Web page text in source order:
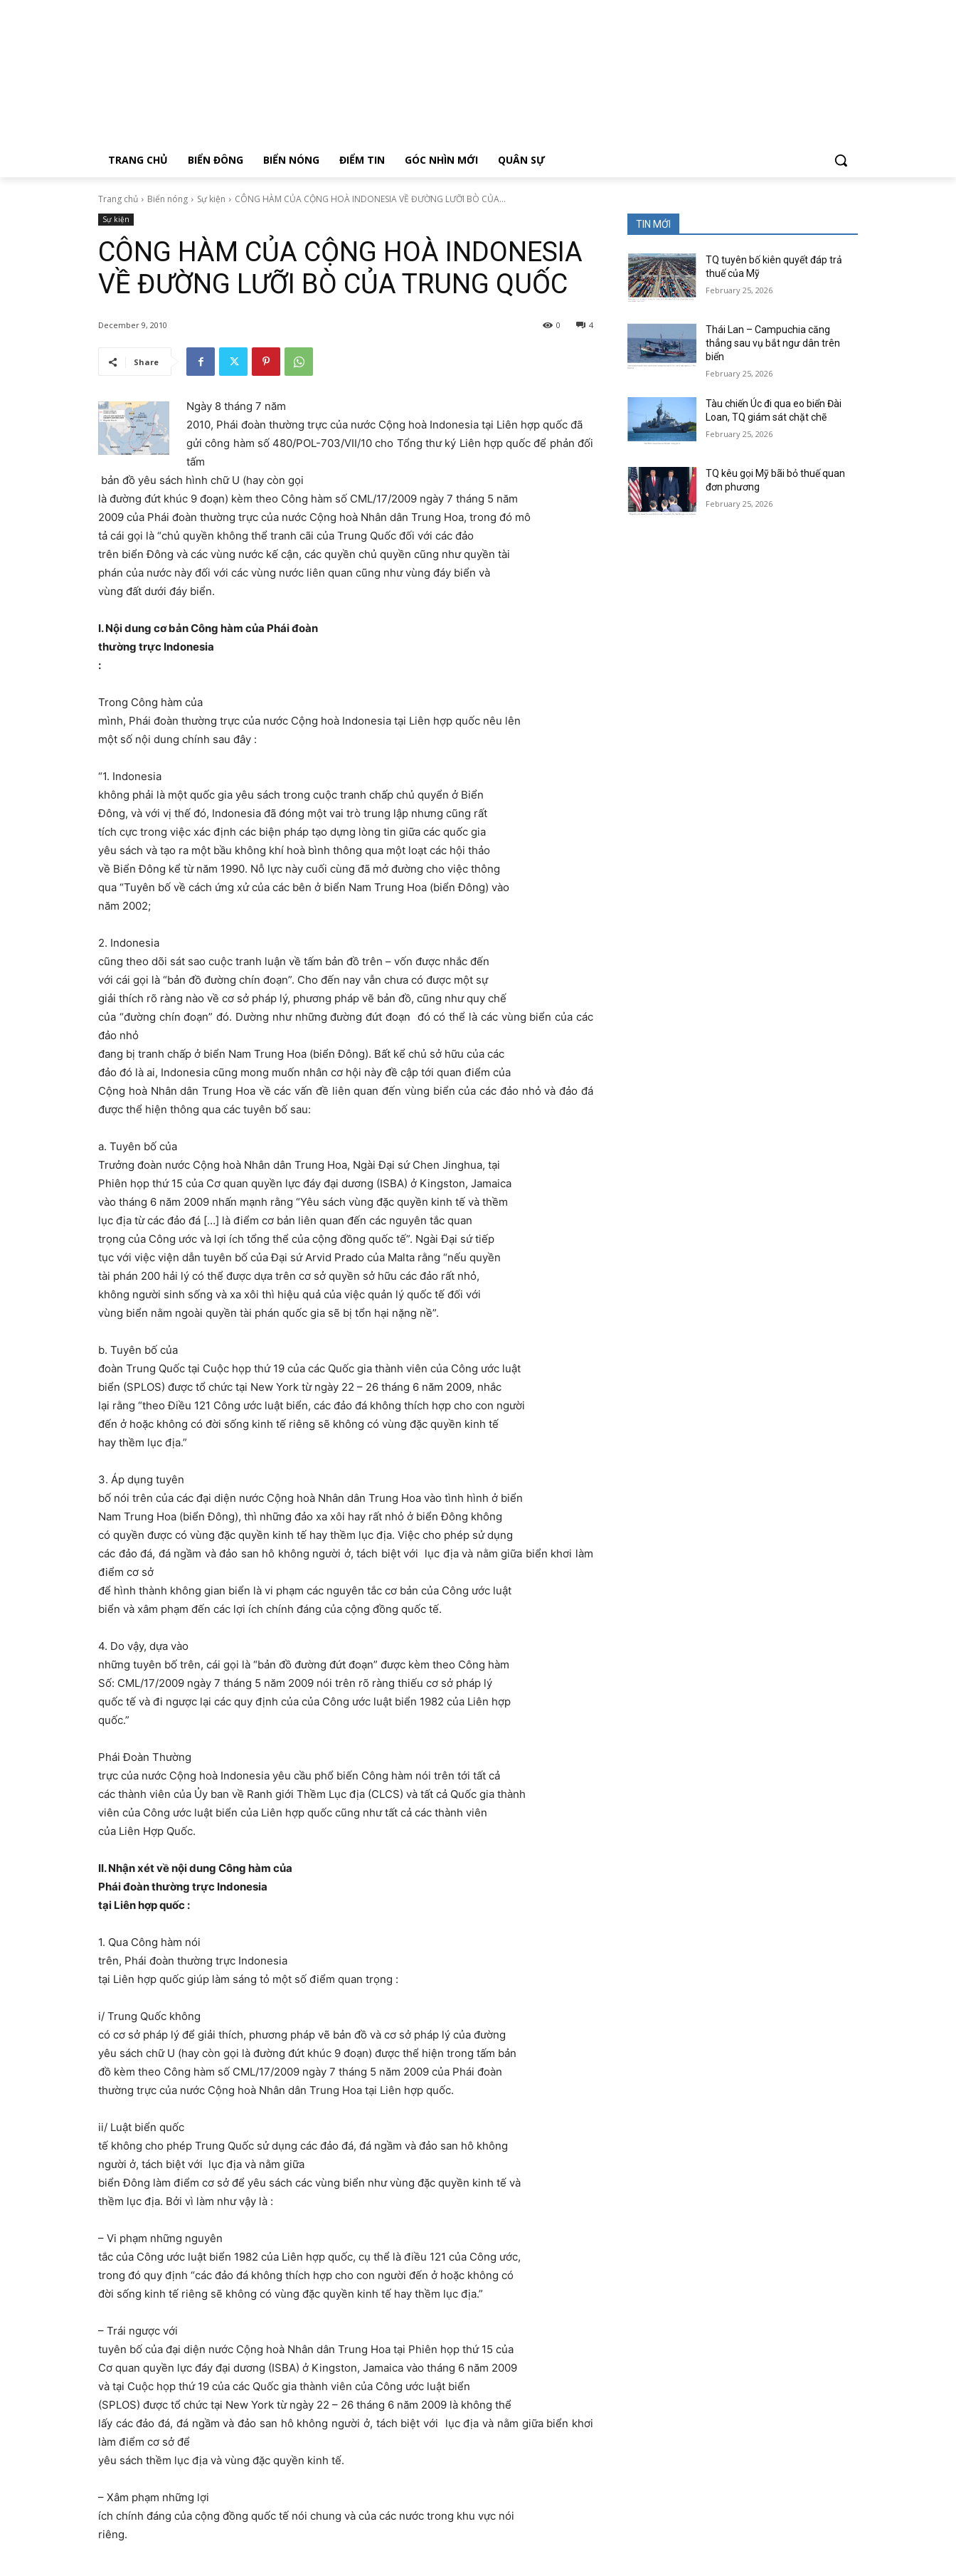
TRANG CHỦ BIỂN ĐÔNG BIỂN NÓNG ĐIỂM TIN GÓC NHÌN MỚI QUÂN SỰ
Trang chủ Biển nóng Sự kiện CÔNG HÀM CỦA CỘNG HOÀ INDONESIA VỀ ĐƯỜNG LƯỠI BÒ CỦA...
Sự kiện
CÔNG HÀM CỦA CỘNG HOÀ INDONESIA
VỀ ĐƯỜNG LƯỠI BÒ CỦA TRUNG QUỐC
December 9, 2010 4
0
Share
Ngày 8 tháng 7 năm
2010, Phái đoàn thường trực của nước Cộng hoà Indonesia tại Liên hợp quốc đã
gửi công hàm số 480/POL-703/VII/10 cho Tổng thư ký Liên hợp quốc để phản đối
tấm
bản đồ yêu sách hình chữ U (hay còn gọi
là đường đứt khúc 9 đoạn) kèm theo Công hàm số CML/17/2009 ngày 7 tháng 5 năm
2009 của Phái đoàn thường trực của nước Cộng hoà Nhân dân Trung Hoa, trong đó mô
tả cái gọi là “chủ quyền không thể tranh cãi của Trung Quốc đối với các đảo
trên biển Đông và các vùng nước kế cận, các quyền chủ quyền cũng như quyền tài
phán của nước này đối với các vùng nước liên quan cũng như vùng đáy biển và
vùng đất dưới đáy biển.
I. Nội dung cơ bản Công hàm của Phái đoàn
thường trực Indonesia
:
Trong Công hàm của
mình, Phái đoàn thường trực của nước Cộng hoà Indonesia tại Liên hợp quốc nêu lên
một số nội dung chính sau đây :
“1. Indonesia
không phải là một quốc gia yêu sách trong cuộc tranh chấp chủ quyển ở Biển
Đông, và với vị thế đó, Indonesia đã đóng một vai trò trung lập nhưng cũng rất
tích cực trong việc xác định các biện pháp tạo dựng lòng tin giữa các quốc gia
yêu sách và tạo ra một bầu không khí hoà bình thông qua một loạt các hội thảo
về Biển Đông kể từ năm 1990. Nỗ lực này cuối cùng đã mở đường cho việc thông
qua “Tuyên bố về cách ứng xử của các bên ở biển Nam Trung Hoa (biển Đông) vào
năm 2002;
2. Indonesia
cũng theo dõi sát sao cuộc tranh luận về tấm bản đồ trên – vốn được nhắc đến
với cái gọi là “bản đồ đường chín đoạn”. Cho đến nay vẫn chưa có được một sự
giải thích rõ ràng nào về cơ sở pháp lý, phương pháp vẽ bản đồ, cũng như quy chế
của “đường chín đoạn” đó. Dường như những đường đứt đoạn đó có thể là các vùng biển của các
đảo nhỏ
đang bị tranh chấp ở biển Nam Trung Hoa (biển Đông). Bất kể chủ sở hữu của các
đảo đó là ai, Indonesia cũng mong muốn nhân cơ hội này đề cập tới quan điểm của
Cộng hoà Nhân dân Trung Hoa về các vấn đề liên quan đến vùng biển của các đảo nhỏ và đảo đá
được thể hiện thông qua các tuyên bố sau:
a. Tuyên bố của
Trưởng đoàn nước Cộng hoà Nhân dân Trung Hoa, Ngài Đại sứ Chen Jinghua, tại
Phiên họp thứ 15 của Cơ quan quyền lực đáy đại dương (ISBA) ở Kingston, Jamaica
vào tháng 6 năm 2009 nhấn mạnh rằng “Yêu sách vùng đặc quyền kinh tế và thềm
lục địa từ các đảo đá […] là điểm cơ bản liên quan đến các nguyên tắc quan
trọng của Công ước và lợi ích tổng thể của cộng đồng quốc tế”. Ngài Đại sứ tiếp
tục với việc viện dẫn tuyên bố của Đại sứ Arvid Prado của Malta rằng “nếu quyền
tài phán 200 hải lý có thể được dựa trên cơ sở quyền sở hữu các đảo rất nhỏ,
không người sinh sống và xa xôi thì hiệu quả của việc quản lý quốc tế đối với
vùng biển nằm ngoài quyền tài phán quốc gia sẽ bị tổn hại nặng nề”.
b. Tuyên bố của
đoàn Trung Quốc tại Cuộc họp thứ 19 của các Quốc gia thành viên của Công ước luật
biển (SPLOS) được tổ chức tại New York từ ngày 22 – 26 tháng 6 năm 2009, nhắc
lại rằng “theo Điều 121 Công ước luật biển, các đảo đá không thích hợp cho con người
đến ở hoặc không có đời sống kinh tế riêng sẽ không có vùng đặc quyền kinh tế
hay thềm lục địa.”
3. Áp dụng tuyên
bố nói trên của các đại diện nước Cộng hoà Nhân dân Trung Hoa vào tình hình ở biển
Nam Trung Hoa (biển Đông), thì những đảo xa xôi hay rất nhỏ ở biển Đông không
có quyền được có vùng đặc quyền kinh tế hay thềm lục địa. Việc cho phép sử dụng
các đảo đá, đá ngầm và đảo san hô không người ở, tách biệt với lục địa và nằm giữa biển khơi làm
điểm cơ sở
để hình thành không gian biển là vi phạm các nguyên tắc cơ bản của Công ước luật
biển và xâm phạm đến các lợi ích chính đáng của cộng đồng quốc tế.
4. Do vậy, dựa vào
những tuyên bố trên, cái gọi là “bản đồ đường đứt đoạn” được kèm theo Công hàm
Số: CML/17/2009 ngày 7 tháng 5 năm 2009 nói trên rõ ràng thiếu cơ sở pháp lý
quốc tế và đi ngược lại các quy định của của Công ước luật biển 1982 của Liên hợp
quốc.”
Phái Đoàn Thường
trực của nước Cộng hoà Indonesia yêu cầu phổ biến Công hàm nói trên tới tất cả
các thành viên của Ủy ban về Ranh giới Thềm Lục địa (CLCS) và tất cả Quốc gia thành
viên của Công ước luật biển của Liên hợp quốc cũng như tất cả các thành viên
của Liên Hợp Quốc.
II. Nhận xét về nội dung Công hàm của
Phái đoàn thường trực Indonesia
tại Liên hợp quốc :
1. Qua Công hàm nói
trên, Phái đoàn thường trực Indonesia
tại Liên hợp quốc giúp làm sáng tỏ một số điểm quan trọng :
i/ Trung Quốc không
có cơ sở pháp lý để giải thích, phương pháp vẽ bản đồ và cơ sở pháp lý của đường
yêu sách chữ U (hay còn gọi là đường đứt khúc 9 đoạn) được thể hiện trong tấm bản
đồ kèm theo Công hàm số CML/17/2009 ngày 7 tháng 5 năm 2009 của Phái đoàn
thường trực của nước Cộng hoà Nhân dân Trung Hoa tại Liên hợp quốc.
ii/ Luật biển quốc
tế không cho phép Trung Quốc sử dụng các đảo đá, đá ngầm và đảo san hô không
người ở, tách biệt với lục địa và nằm giữa
biển Đông làm điểm cơ sở để yêu sách các vùng biển như vùng đặc quyền kinh tế và
thềm lục địa. Bởi vì làm như vậy là :
– Vi phạm những nguyên
tắc của Công ước luật biển 1982 của Liên hợp quốc, cụ thể là điều 121 của Công ước,
trong đó quy định “các đảo đá không thích hợp cho con người đến ở hoặc không có
đời sống kinh tế riêng sẽ không có vùng đặc quyền kinh tế hay thềm lục địa.”
– Trái ngược với
tuyên bố của đại diện nước Cộng hoà Nhân dân Trung Hoa tại Phiên họp thứ 15 của
Cơ quan quyền lực đáy đại dương (ISBA) ở Kingston, Jamaica vào tháng 6 năm 2009
và tại Cuộc họp thứ 19 của các Quốc gia thành viên của Công ước luật biển
(SPLOS) được tổ chức tại New York từ ngày 22 – 26 tháng 6 năm 2009 là không thể
lấy các đảo đá, đá ngầm và đảo san hô không người ở, tách biệt với lục địa và nằm giữa biển khơi
làm điểm cơ sở để
yêu sách thềm lục địa và vùng đặc quyền kinh tế.
– Xâm phạm những lợi
ích chính đáng của cộng đồng quốc tế nói chung và của các nước trong khu vực nói
riêng.
TIN MỚI
TQ tuyên bố kiên quyết đáp trả
thuế của Mỹ
February 25, 2026
Thái Lan – Campuchia căng
thẳng sau vụ bắt ngư dân trên
biển
February 25, 2026
Tàu chiến Úc đi qua eo biển Đài
Loan, TQ giám sát chặt chẽ
February 25, 2026
TQ kêu gọi Mỹ bãi bỏ thuế quan
đơn phương
February 25, 2026